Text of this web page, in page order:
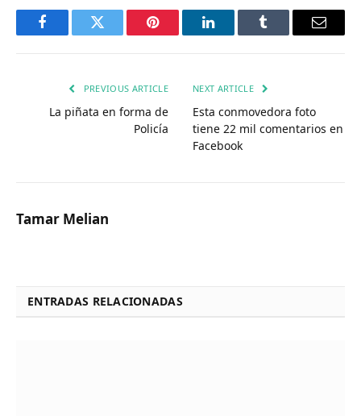
FacebookTwitter Pinterest LinkedInTumblr Email
PREVIOUS ARTICLE
La piñata en forma de
Policía
NEXT ARTICLE
Esta conmovedora foto
tiene 22 mil comentarios en
Facebook
Tamar Melian
ENTRADAS RELACIONADAS